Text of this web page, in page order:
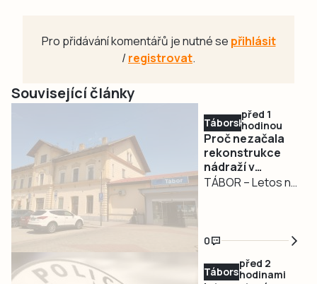
Pro přidávání komentářů je nutné se přihlásit
/registrovat.
Související články
Táborsko
před 1
hodinou
Proč nezačala
rekonstrukce
nádraží v
Táboře?
TÁBOR – Letos na
informovala o
červnovém startu
rekonstrukce
0
Táborsko
před 2
hodinami